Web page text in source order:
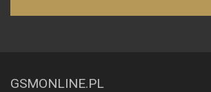
GSMONLINE.PL